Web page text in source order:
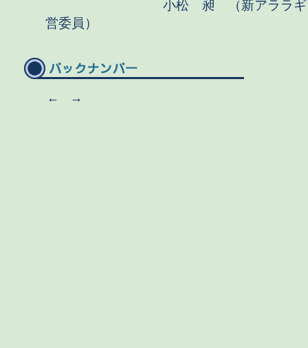
小松 昶 （新アララギ
営委員）
← →